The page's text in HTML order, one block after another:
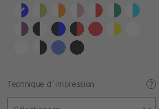
Technique d´impression ?